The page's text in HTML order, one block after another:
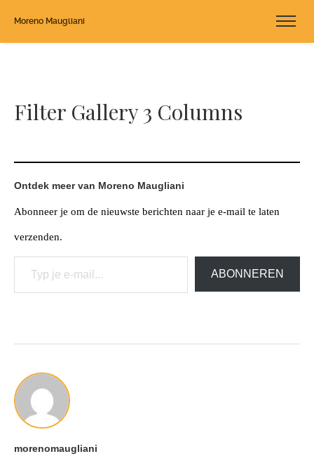
Moreno Maugliani
Filter Gallery 3 Columns
Ontdek meer van Moreno Maugliani
Abonneer je om de nieuwste berichten naar je e-mail te laten
verzenden.
Typ je e-mail...
ABONNEREN
morenomaugliani